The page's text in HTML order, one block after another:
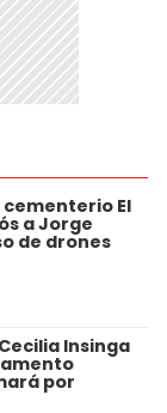
El
a Jorge
de drones
Insinga
por